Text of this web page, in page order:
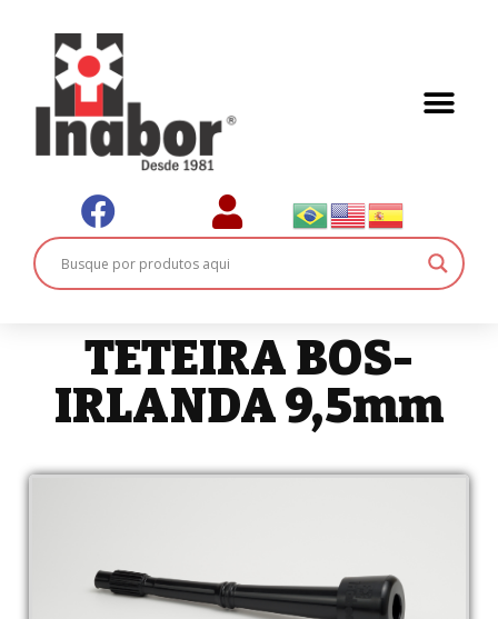
TETEIRA BOS-
IRLANDA 9,5mm